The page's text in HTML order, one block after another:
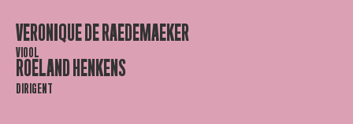
VERONIQUE DE RAEDEMAEKER
VIOOL
ROELAND HENKENS
DIRIGENT